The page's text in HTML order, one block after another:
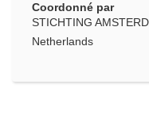
Coordonné par
STICHTING
Netherlands